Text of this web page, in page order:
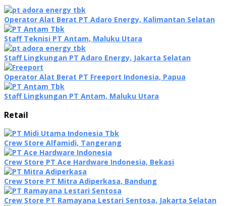
Operator Alat Berat PT Adaro Energy, Kalimantan Selatan
Staff Teknisi PT Antam, Maluku Utara
Staff Lingkungan PT Adaro Energy, Jakarta Selatan
Operator Alat Berat PT Freeport Indonesia, Papua
Staff Lingkungan PT Antam, Maluku Utara
Retail
Crew Store Alfamidi, Tangerang
Crew Store PT Ace Hardware Indonesia, Bekasi
Crew Store PT Mitra Adiperkasa, Bandung
Crew Store PT Ramayana Lestari Sentosa, Jakarta Selatan